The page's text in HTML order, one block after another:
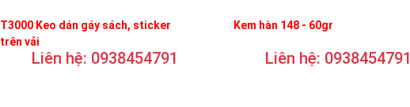
T3000 Keo dán gáy sách, sticker
trên vải
Liên hệ: 0938454791
Kem hàn 148 - 60gr
Liên hệ: 0938454791